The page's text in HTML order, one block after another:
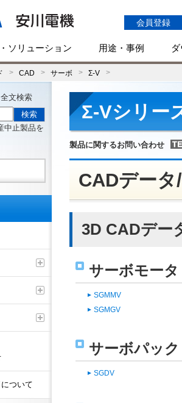
会員登録
ソリューション 用途・事例
CAD サーボ Σ-V
Σ-Vシリー
製品に関するお問い合わせ
CADデー
3D CADデー
サーボモータ
SGMMV
SGMGV
サーボパック
SGDV
全文検索
中止製品を
ついて